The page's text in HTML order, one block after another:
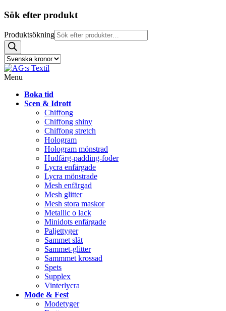
Sök efter produkt
Produktsökning
Menu
Boka tid
Scen & Idrott
Chiffong
Chiffong shiny
Chiffong stretch
Hologram
Hologram mönstrad
Hudfärg-padding-foder
Lycra enfärgade
Lycra mönstrade
Mesh enfärgad
Mesh glitter
Mesh stora maskor
Metallic o lack
Minidots enfärgade
Paljettyger
Sammet slät
Sammet-glitter
Sammmet krossad
Spets
Supplex
Vinterlycra
Mode & Fest
Modetyger